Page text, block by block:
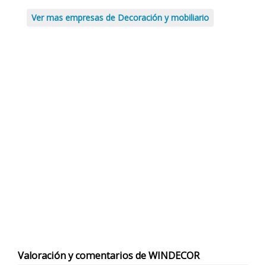
Ver mas empresas de Decoración y mobiliario
Valoración y comentarios de WINDECOR